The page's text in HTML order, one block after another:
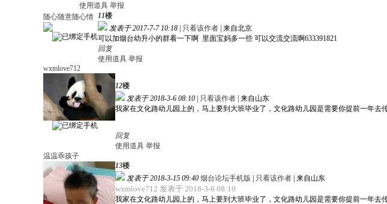
使用道具 举报
随心随意随心情 11楼
发表于 2017-7-7 10:18
只看该作者 来自北京
可以加烟台幼升小的群看一下啊 里面宝妈多一些 可以交流交流啊633391821
回复
使用道具 举报
wxmlove712
12楼
发表于 2018-3-6 08:10
只看该作者 来自山东
我家在文化路幼儿园上的，马上要到大班毕业了，文化路幼儿园是需要你提前一年
回复
使用道具 举报
温温乖孩子
13楼
发表于 2018-3-15 09:40 烟台论坛手机版 只看该作者 来自山东
wxmlove712 发表于 2018-3-6 08:10
我家在文化路幼儿园上的，马上要到大班毕业了，文化路幼儿园是需要你提前一年去